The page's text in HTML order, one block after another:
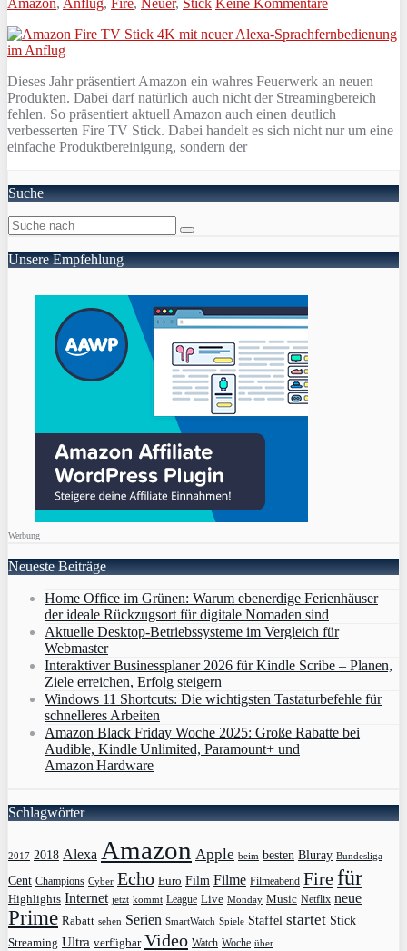
Dieses Jahr präsentiert Amazon ein wahres Feuerwerk an neuen
Produkten. Dabei darf natürlich auch nicht der Streamingbereich
fehlen. So präsentiert aktuell Amazon auch einen deutlich
verbesserten Fire TV Stick. Dabei handelt es sich nicht nur um eine
einfache Produktbereinigung, sondern der
Suche
Unsere Empfehlung
Werbung
Neueste Beiträge
Home Office im Grünen: Warum ebenerdige Ferienhäuser
der ideale Rückzugsort für digitale Nomaden sind
Aktuelle Desktop-Betriebssysteme im Vergleich für
Webmaster
Interaktiver Businessplaner 2026 für Kindle Scribe – Planen,
Ziele erreichen, Erfolg steigern
Windows 11 Shortcuts: Die wichtigsten Tastaturbefehle für
schnelleres Arbeiten
Amazon Black Friday Woche 2025: Große Rabatte bei
Audible, Kindle Unlimited, Paramount+ und
Amazon Hardware
Schlagwörter
2017 2018 Alexa Amazon Apple beim besten Bluray Bundesliga
Cent Champions Cyber Echo Euro Film Filme Filmeabend Firefür
Highlights Internet jetzt kommt League Live Monday Music Netflix neue
Prime Rabatt sehen Serien SmartWatch Spiele Staffel startet Stick
Streaming Ultra verfügbar Video Watch Woche über